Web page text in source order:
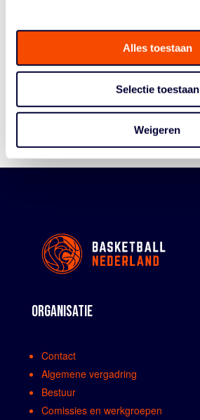
Alles toestaan
Selectie toestaan
Weigeren
Historie
Algemene Vergadering
Bestuur En Commissies
Reglementen
ORGANISATIE
Contact
Algemene vergadring
Bestuur
Comissies en werkgroepen